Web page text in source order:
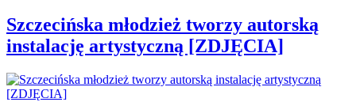
Szczecińska młodzież tworzy autorską
instalację artystyczną [ZDJĘCIA]